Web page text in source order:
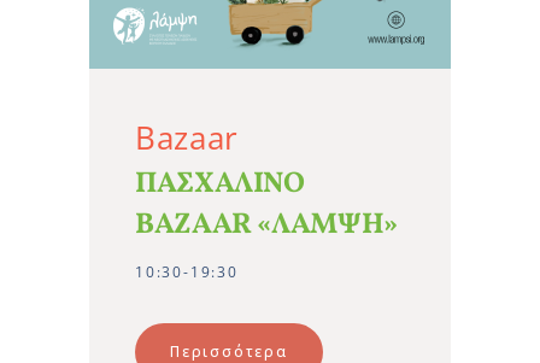
Bazaar
ΠΑΣΧΑΛΙΝΟ
BAZAAR «ΛΑΜΨΗ»
10:30-19:30
Περισσότερα